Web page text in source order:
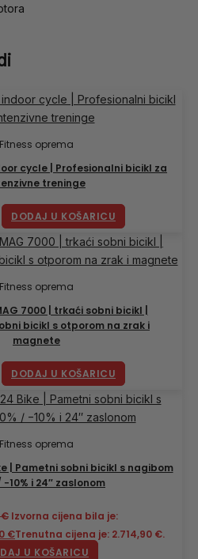
Fitness oprema
cycle | Profesionalni bicikl za
treninge
DODAJ U KOŠARICU
Fitness oprema
7000 | trkaći sobni bicikl |
bicikl s otporom na zrak i
magnete
DODAJ U KOŠARICU
Fitness oprema
| Pametni sobni bicikl s nagibom
−10% i 24″ zaslonom
€ Izvorna cijena bila je:
€Trenutna cijena je: 2.714,90 €.
U KOŠARICU